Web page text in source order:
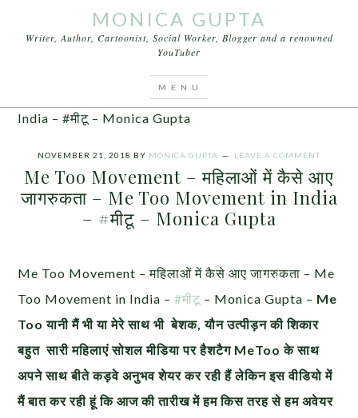
MONICA GUPTA
Writer, Author, Cartoonist, Social Worker, Blogger and a renowned
YouTuber
– महिलाओं में कैसे आए जागरुकता – Me Too Movement in
India – #मीटू – Monica Gupta
NOVEMBER 21, 2018 BY MONICA GUPTA LEAVE A COMMENT
Me Too Movement – महिलाओं में कैसे आए
जागरुकता – Me Too Movement in India
– #मीटू – Monica Gupta
Me Too Movement – महिलाओं में कैसे आए जागरुकता – Me
Too Movement in India –#मीटू – Monica Gupta – Me
Tooयानीमैं भी यामेरे साथ भी बेशक,यौन उत्पीड़न की शिकार
बहुत सारी महिलाएं सोशल मीडिया पर हैशटैग MeTooके साथ
अपने साथ बीते कड़वे अनुभव शेयर कर रही हैं लेकिन इस वीडियो में
मैं बात कर रही हूं कि आज की तारीख में हम किस तरह से हम अवेयर